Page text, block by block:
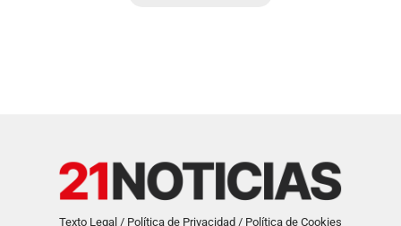
Texto Legal / Política de Privacidad / Política de Cookies